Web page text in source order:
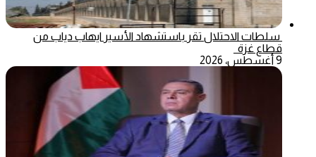
سلطات الاحتلال تقر باستشهاد الأسير ايهاب دياب من
قطاع غزة
9 أغسطس، 2026